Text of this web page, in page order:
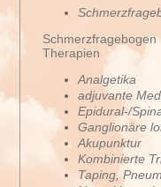
Schmerzfragebogen
Therapien
Analgetika
adjuvante
Epidural-/
Ganglionäre
Akupunktur
Kombinierte
Taping ,